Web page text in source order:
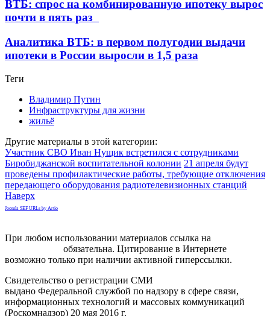
ВТБ: спрос на комбинированную ипотеку вырос
почти в пять раз
Аналитика ВТБ: в первом полугодии выдачи
ипотеки в России выросли в 1,5 раза
Теги
Владимир Путин
Инфраструктуры для жизни
жильё
Другие материалы в этой категории:
Участник СВО Иван Нущик встретился с сотрудниками
Биробиджанской воспитательной колонии 21 апреля будут
проведены профилактические работы, требующие отключения
передающего оборудования радиотелевизионных станций
Наверх
Joomla SEF URLs by Artio
При любом использовании материалов ссылка на
обязательна. Цитирование в Интернете
возможно только при наличии активной гиперссылки.
Свидетельство о регистрации СМИ
выдано Федеральной службой по надзору в сфере связи,
информационных технологий и массовых коммуникаций
(Роскомнадзор) 20 мая 2016 г.